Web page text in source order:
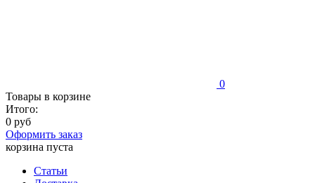
0
Товары в корзине
Итого:
0 руб
Оформить заказ
корзина пуста
Статьи